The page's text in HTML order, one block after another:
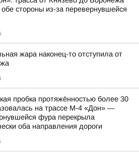
обе стороны из-за перевернувшейся
жара наконец-то отступила от
пробка протяжённостью более 30
на трассе М-4 «Дон» —
фура перекрыла
оба направления дороги